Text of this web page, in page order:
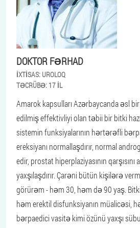
DOKTOR FƏRHAD
İXTISAS: UROLOQ
TƏCRÜBƏ: 17 IL
Amarok kapsulları Azərbaycanda əsl
edilmiş effektivliyi olan təbii bir bitki
sistemin funksiyalarının hərtərəfli
ereksiyanı normallaşdırır, normal
edir, prostat hiperplaziyasının
yaxşılaşdırır. Çarəni bütün kişilərə
görürəm - həm 30, həm də 90 yaş.
həm erektil disfunksiyanın müalicəsi,
bərpaedici vasitə kimi özünü yaxşı